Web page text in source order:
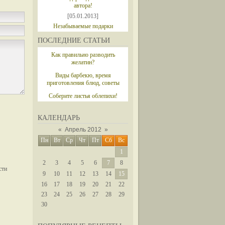
автора!
[05.01.2013]
Незабываемые подарки
ПОСЛЕДНИЕ СТАТЬИ
Как правильно разводить
желатин?
Виды барбекю, время
приготовления блюд, советы
Соберите листья облепихи!
КАЛЕНДАРЬ
« Апрель 2012 »
Пн
Вт Ср Чт Пт Сб
Вс
1
2
3 4 5 6 7
8
9
10 11 12 13 14
15
16
17 18 19 20 21
22
23
24 25 26 27 28
29
30